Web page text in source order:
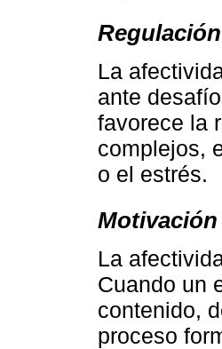
La
ante
favorece la
complejos,
o el estrés.
La
Cuando un
contenido,
proceso